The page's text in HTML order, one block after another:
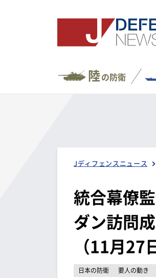
陸の防衛
Jディフェンスニュース
統合幕僚
ダン訪問
（11月27
日本の防衛 要人の動き